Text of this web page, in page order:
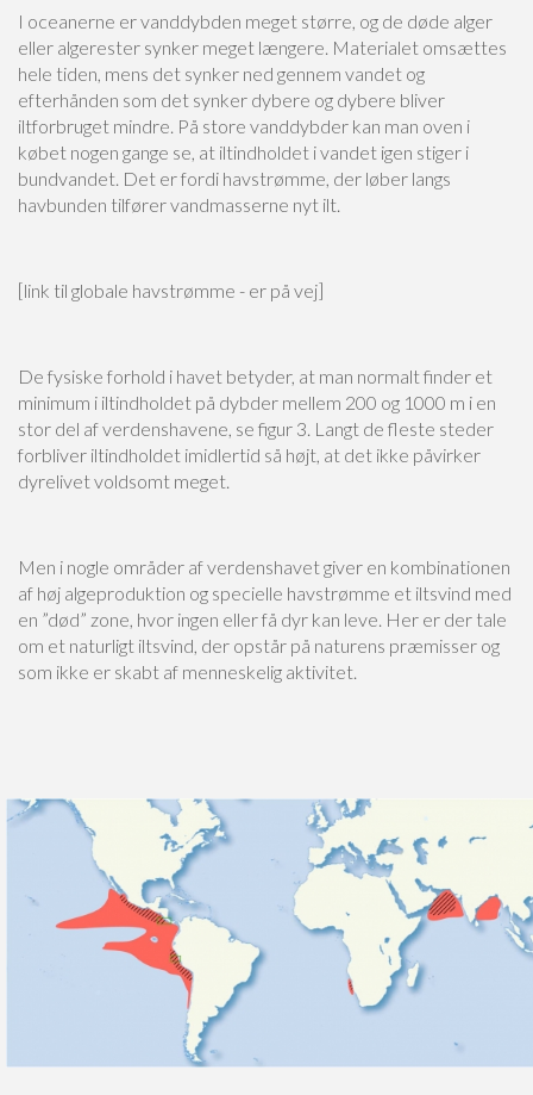
I oceanerne er vanddybden meget større, og de døde alger
eller algerester synker meget længere. Materialet omsættes
hele tiden, mens det synker ned gennem vandet og
efterhånden som det synker dybere og dybere bliver
iltforbruget mindre. På store vanddybder kan man oven i
købet nogen gange se, at iltindholdet i vandet igen stiger i
bundvandet. Det er fordi havstrømme, der løber langs
havbunden tilfører vandmasserne nyt ilt.
[link til globale havstrømme - er på vej]
De fysiske forhold i havet betyder, at man normalt finder et
minimum i iltindholdet på dybder mellem 200 og 1000 m i en
stor del af verdenshavene, se figur 3. Langt de fleste steder
forbliver iltindholdet imidlertid så højt, at det ikke påvirker
dyrelivet voldsomt meget.
Men i nogle områder af verdenshavet giver en kombinationen
af høj algeproduktion og specielle havstrømme et iltsvind med
en ”død” zone, hvor ingen eller få dyr kan leve. Her er der tale
om et naturligt iltsvind, der opstår på naturens præmisser og
som ikke er skabt af menneskelig aktivitet.